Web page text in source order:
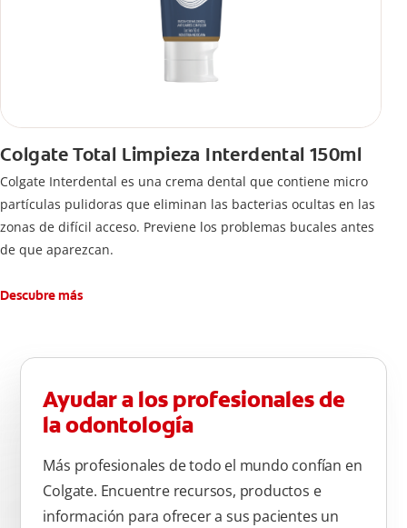
Colgate Total Limpieza Interdental 150ml
Colgate Interdental es una crema dental que contiene micro
partículas pulidoras que eliminan las bacterias ocultas en las
zonas de difícil acceso. Previene los problemas bucales antes
de que aparezcan.
Descubre más
Ayudar a los profesionales de
la odontología
Más profesionales de todo el mundo confían en
Colgate. Encuentre recursos, productos e
información para ofrecer a sus pacientes un